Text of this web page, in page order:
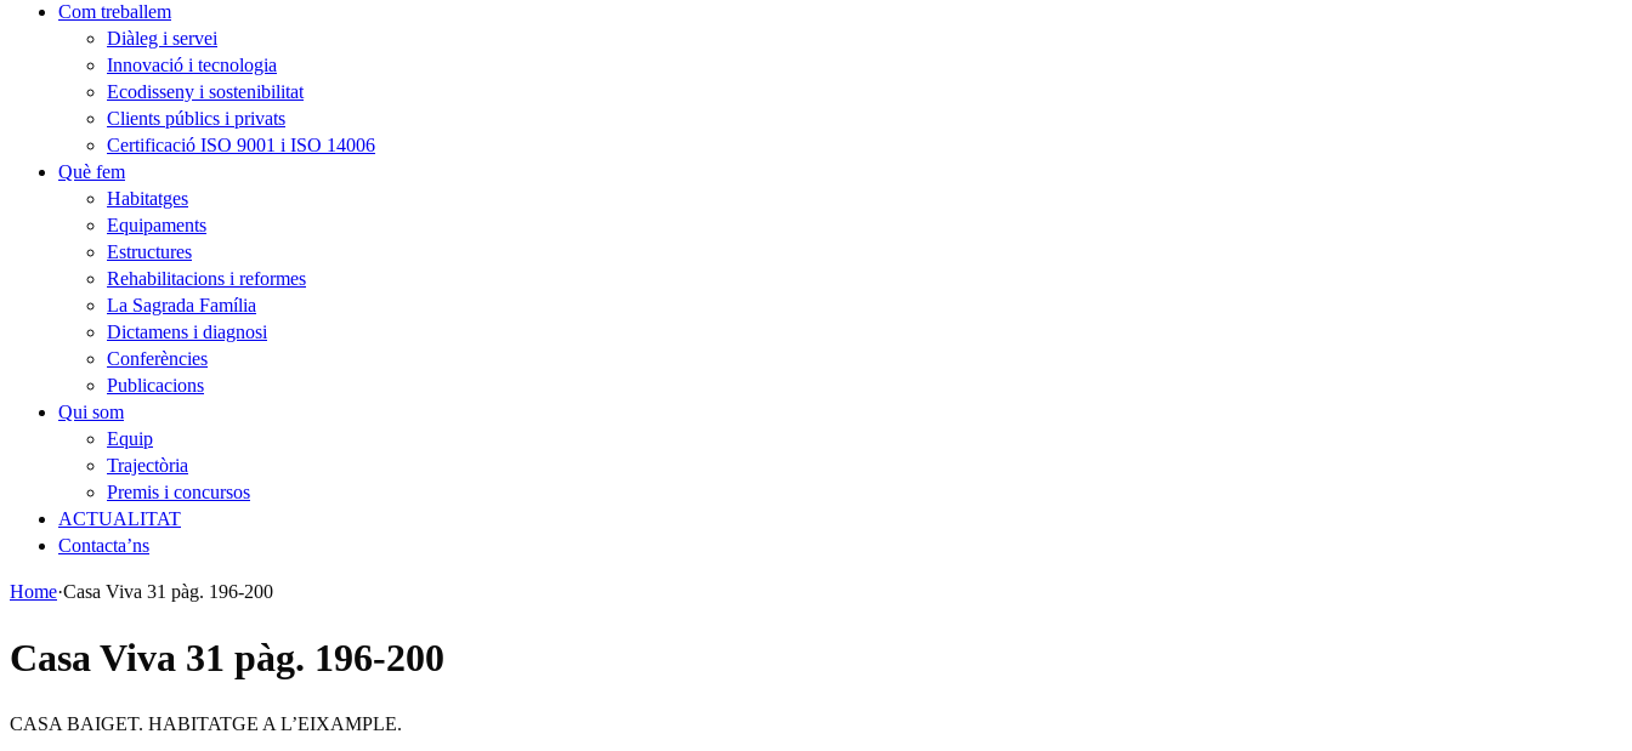
Com treballem
Diàleg i servei
Innovació i tecnologia
Ecodisseny i sostenibilitat
Clients públics i privats
Certificació ISO 9001 i ISO 14006
Què fem
Habitatges
Equipaments
Estructures
Rehabilitacions i reformes
La Sagrada Família
Dictamens i diagnosi
Conferències
Publicacions
Qui som
Equip
Trajectòria
Premis i concursos
ACTUALITAT
Contacta’ns
Home·Casa Viva 31 pàg. 196-200
Casa Viva 31 pàg. 196-200
CASA BAIGET. HABITATGE A L’EIXAMPLE.